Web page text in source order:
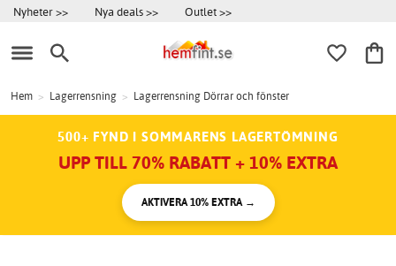
Nyheter >> Nya deals >> Outlet >>
Hem > Lagerrensning > Lagerrensning Dörrar och fönster
500+ FYND I SOMMARENS LAGERTÖMNING
UPP TILL 70% RABATT + 10% EXTRA
AKTIVERA 10% EXTRA →